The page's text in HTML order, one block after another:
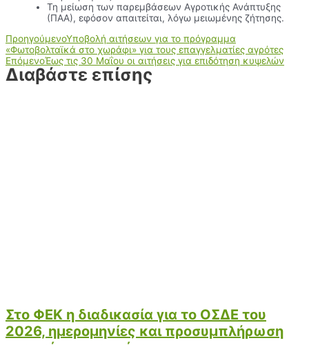
Τη µείωση των παρεµβάσεων Αγροτικής Ανάπτυξης
(ΠΑΑ), εφόσον απαιτείται, λόγω µειωµένης ζήτησης.
ΠροηγούμενοΥποβολή αιτήσεων για το πρόγραμμα
«Φωτοβολταϊκά στο χωράφι» για τους επαγγελματίες αγρότες
ΕπόμενοΈως τις 30 Μαΐου οι αιτήσεις για επιδότηση κυψελών
Διαβάστε επίσης
Στο ΦΕΚ η διαδικασία για το ΟΣΔΕ του
2026, ημερομηνίες και προσυμπλήρωση